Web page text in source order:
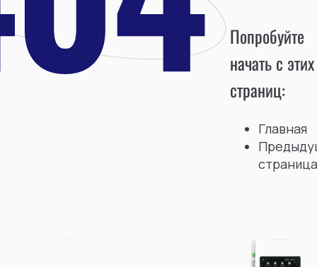
Попробуйте
начать с этих
страниц:
Главная
страница